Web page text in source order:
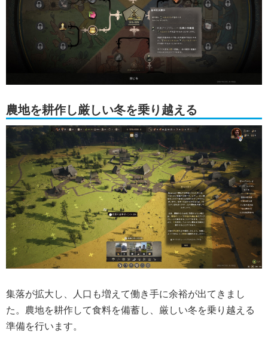
農地を耕作し厳しい冬を乗り越える
集落が拡大し、人口も増えて働き手に余裕が出てきまし
た。農地を耕作して食料を備蓄し、厳しい冬を乗り越える
準備を行います。